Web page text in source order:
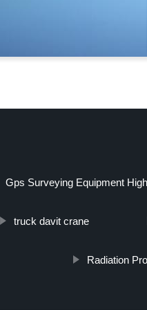
Gps Surveying Equipment
truck davit crane
Radiation